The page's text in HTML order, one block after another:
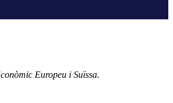
Europeu i Suïssa.